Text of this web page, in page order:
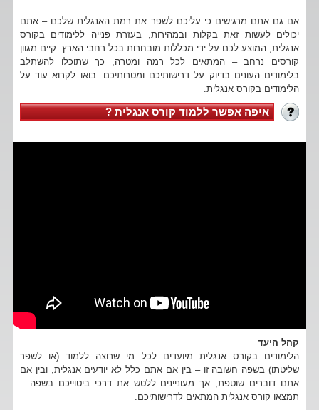
אם גם אתם מרגישים כי עליכם לשפר את רמת האנגלית שלכם – אתם
יכולים לעשות זאת בקלות ובמהירות, בעזרת פנייה ללימודים בקורס
אנגלית, המוצע לכם על ידי מכללות מובחרות בכל רחבי הארץ. קיים מגוון
קורסים נרחב – המתאים לכל רמה ומטרה, כך שתוכלו להשתלב
בלימודים העונים בדיוק על דרישותיכם ומטרותיכם. בואו לקרוא עוד על
הלימודים בקורס אנגלית.
איפה אפשר ללמוד קורס אנגלית ?
קהל היעד
הלימודים בקורס אנגלית מיועדים לכל מי שרוצה ללמוד (או לשפר
שליטתו) בשפה חשובה זו – בין אם אתם כלל לא יודעים אנגלית, ובין אם
אתם דוברים שוטפת, אך מעוניינים ללטש את דרכי ביטוייכם בשפה –
תמצאו קורס אנגלית המתאים לדרישותיכם.